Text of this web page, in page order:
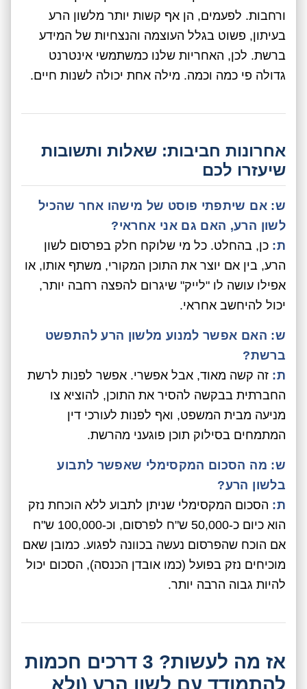
ורחבות. לפעמים, הן אף קשות יותר מלשון הרע
בעיתון, פשוט בגלל העוצמה והנצחיות של המידע
ברשת. לכן, האחריות שלנו כמשתמשי אינטרנט
גדולה פי כמה וכמה. מילה אחת יכולה לשנות חיים.
אחרונות חביבות: שאלות ותשובות
שיעזרו לכם
ש: אם שיתפתי פוסט של מישהו אחר שהכיל
לשון הרע, האם גם אני אחראי?
ת: כן, בהחלט. כל מי שלוקח חלק בפרסום לשון
הרע, בין אם יוצר את התוכן המקורי, משתף אותו, או
אפילו עושה לו "לייק" שיגרום להפצה רחבה יותר,
יכול להיחשב אחראי.
ש: האם אפשר למנוע מלשון הרע להתפשט
ברשת?
ת: זה קשה מאוד, אבל אפשרי. אפשר לפנות לרשת
החברתית בבקשה להסיר את התוכן, להוציא צו
מניעה מבית המשפט, ואף לפנות לעורכי דין
המתמחים בסילוק תוכן פוגעני מהרשת.
ש: מה הסכום המקסימלי שאפשר לתבוע
בלשון הרע?
ת: הסכום המקסימלי שניתן לתבוע ללא הוכחת נזק
הוא כיום כ-50,000 ש"ח לפרסום, וכ-100,000 ש"ח
אם הוכח שהפרסום נעשה בכוונה לפגוע. כמובן שאם
מוכיחים נזק בפועל (כמו אובדן הכנסה), הסכום יכול
להיות גבוה הרבה יותר.
אז מה לעשות? 3 דרכים חכמות
להתמודד עם לשון הרע (ולא